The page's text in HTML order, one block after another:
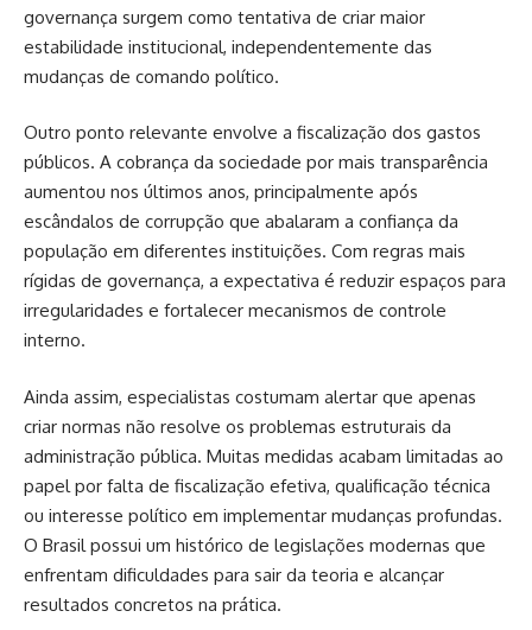
governança surgem como tentativa de criar maior
estabilidade institucional, independentemente das
mudanças de comando político.
Outro ponto relevante envolve a fiscalização dos gastos
públicos. A cobrança da sociedade por mais transparência
aumentou nos últimos anos, principalmente após
escândalos de corrupção que abalaram a confiança da
população em diferentes instituições. Com regras mais
rígidas de governança, a expectativa é reduzir espaços para
irregularidades e fortalecer mecanismos de controle
interno.
Ainda assim, especialistas costumam alertar que apenas
criar normas não resolve os problemas estruturais da
administração pública. Muitas medidas acabam limitadas ao
papel por falta de fiscalização efetiva, qualificação técnica
ou interesse político em implementar mudanças profundas.
O Brasil possui um histórico de legislações modernas que
enfrentam dificuldades para sair da teoria e alcançar
resultados concretos na prática.